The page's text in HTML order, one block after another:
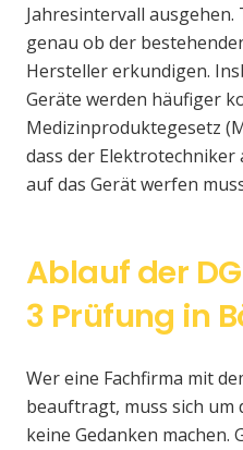
Jahresintervall
genau ob der
Hersteller erkundigen.
Geräte werden häufiger
Medizinproduktegesetz
dass der Elektrotechniker
auf das Gerät werfen
Ablauf der
3 Prüfung in
Wer eine Fachfirma mit
beauftragt, muss sich
keine Gedanken machen.